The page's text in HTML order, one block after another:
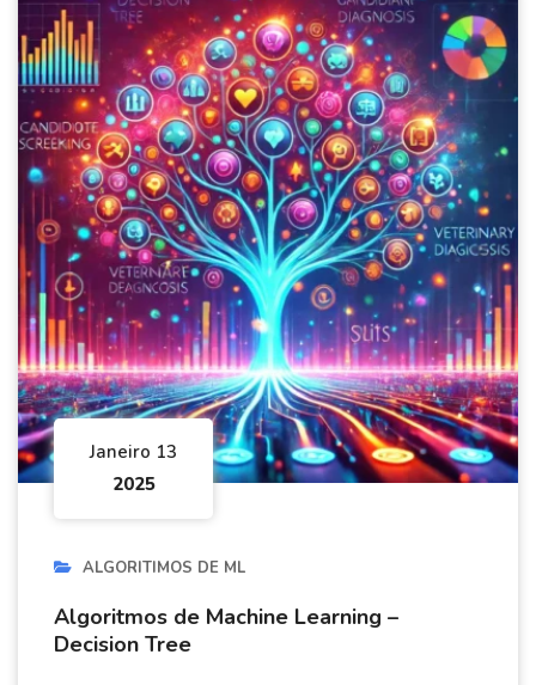
Janeiro 13
2025
ALGORITIMOS DE ML
Algoritmos de Machine Learning –
Decision Tree